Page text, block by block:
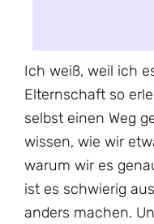
Ich weiß, weil ich
Elternschaft so
selbst einen Weg
wissen, wie wir
warum wir es
ist es schwierig
anders machen.